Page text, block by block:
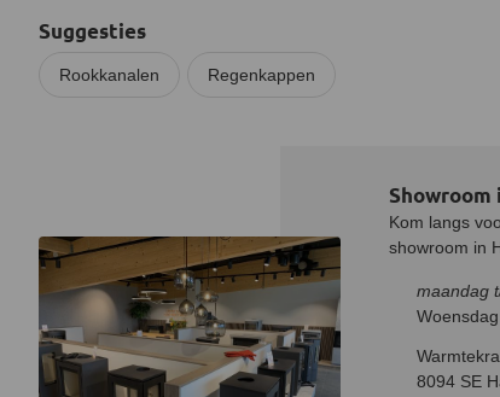
Suggesties
Rookkanalen Regenkappen
Kom langs
showroom in
maandag
8094 SE